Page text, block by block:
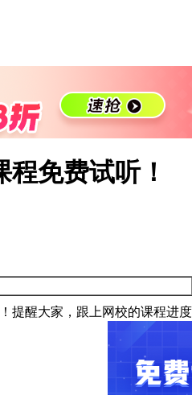
免费试听！
提醒大家，跟上网校的课程进